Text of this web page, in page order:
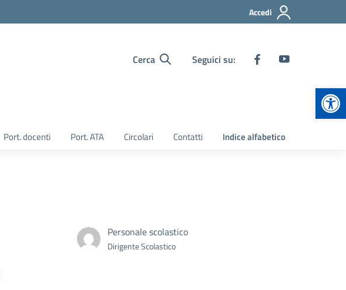
Accedi
Cerca Seguici su:
Port. docenti Port. ATA Circolari Contatti Indice alfabetico
Personale scolastico
Dirigente Scolastico